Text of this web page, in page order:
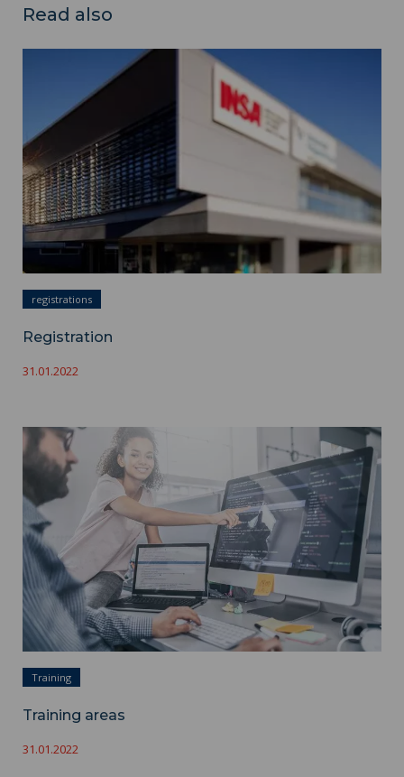
Read also
registrations
Registration
31.01.2022
Training areas ">
Training
Training areas
31.01.2022